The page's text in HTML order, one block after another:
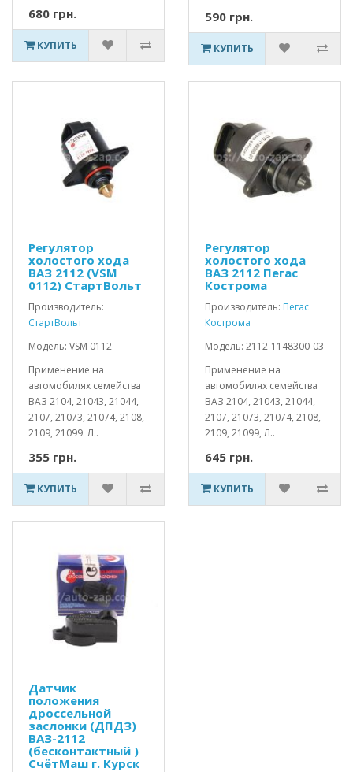
680 грн.
КУПИТЬ
590 грн.
КУПИТЬ
Регулятор
холостого хода
ВАЗ 2112 (VSM
0112) СтартВольт
Производитель:
СтартВольт
Модель: VSM 0112
Применение на
автомобилях семейства
ВАЗ 2104, 21043, 21044,
2107, 21073, 21074, 2108,
2109, 21099. Л..
355 грн.
КУПИТЬ
Регулятор
холостого хода
ВАЗ 2112 Пегас
Кострома
Производитель: Пегас
Кострома
Модель: 2112-1148300-03
Применение на
автомобилях семейства
ВАЗ 2104, 21043, 21044,
2107, 21073, 21074, 2108,
2109, 21099, Л..
645 грн.
КУПИТЬ
Датчик
положения
дроссельной
заслонки (ДПДЗ)
ВАЗ-2112
(бесконтактный )
СчётМаш г. Курск